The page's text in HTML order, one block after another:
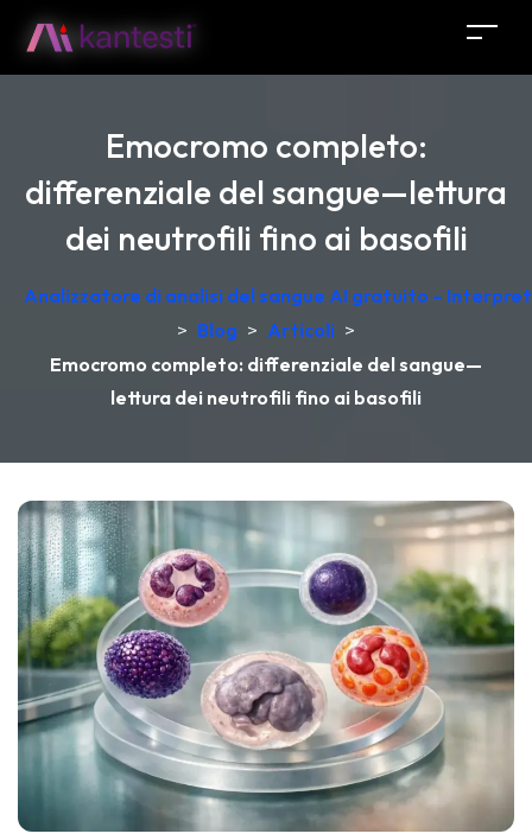
Emocromo completo:
differenziale del sangue—lettura
dei neutrofili fino ai basofili
Analizzatore di analisi del sangue AI gratuito –
> Blog > Articoli >
Emocromo completo: differenziale del sangue—
lettura dei neutrofili fino ai basofili